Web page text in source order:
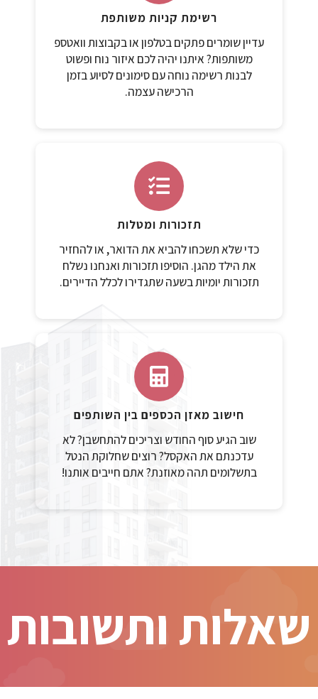
רשימת קניות משותפת
עדיין שומרים פתקים בטלפון או בקבוצות וואטספ
משותפות? איתנו יהיה לכם איזור נוח ופשוט
לבנות רשימה נוחה עם סימונים לסיוע בזמן
הרכישה עצמה.
תזכורות ומטלות
כדי שלא תשכחו להביא את הדואר, או להחזיר
את הילד מהגן. הוסיפו תזכורות ואנחנו נשלח
תזכורות יומיות בשעה שתגדירו לכלל הדיירים.
חישוב מאזן הכספים בין השותפים
שוב הגיע סוף החודש וצריכים להתחשבן? לא
עדכנתם את האקסל? רוצים שחלוקת הנטל
בתשלומים תהה מאוזנת? אתם חייבים אותנו!
שאלות ותשובות